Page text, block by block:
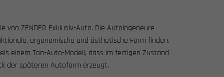
von ZENDER Exklusiv-Auto. Die Autoingeneure
ergonomische und ästhetische Form finden.
einem Ton-Auto-Modell, dass im fertigen Zustand
der späteren Autoform erzeugt.